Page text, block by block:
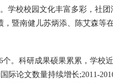
学校校园文化丰富多彩，社
暨南健儿苏炳添、陈艾森
。科研成果硕果累累，学校
际论文数量持续增长;2011-